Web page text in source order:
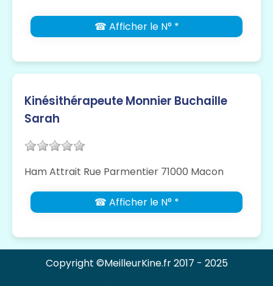
☎ Afficher le N° *
Kinésithérapeute Monnier Buchaille
Sarah
Ham Attrait Rue Parmentier 71000 Macon
☎ Afficher le N° *
Copyright ©MeilleurKine.fr 2017 - 2025